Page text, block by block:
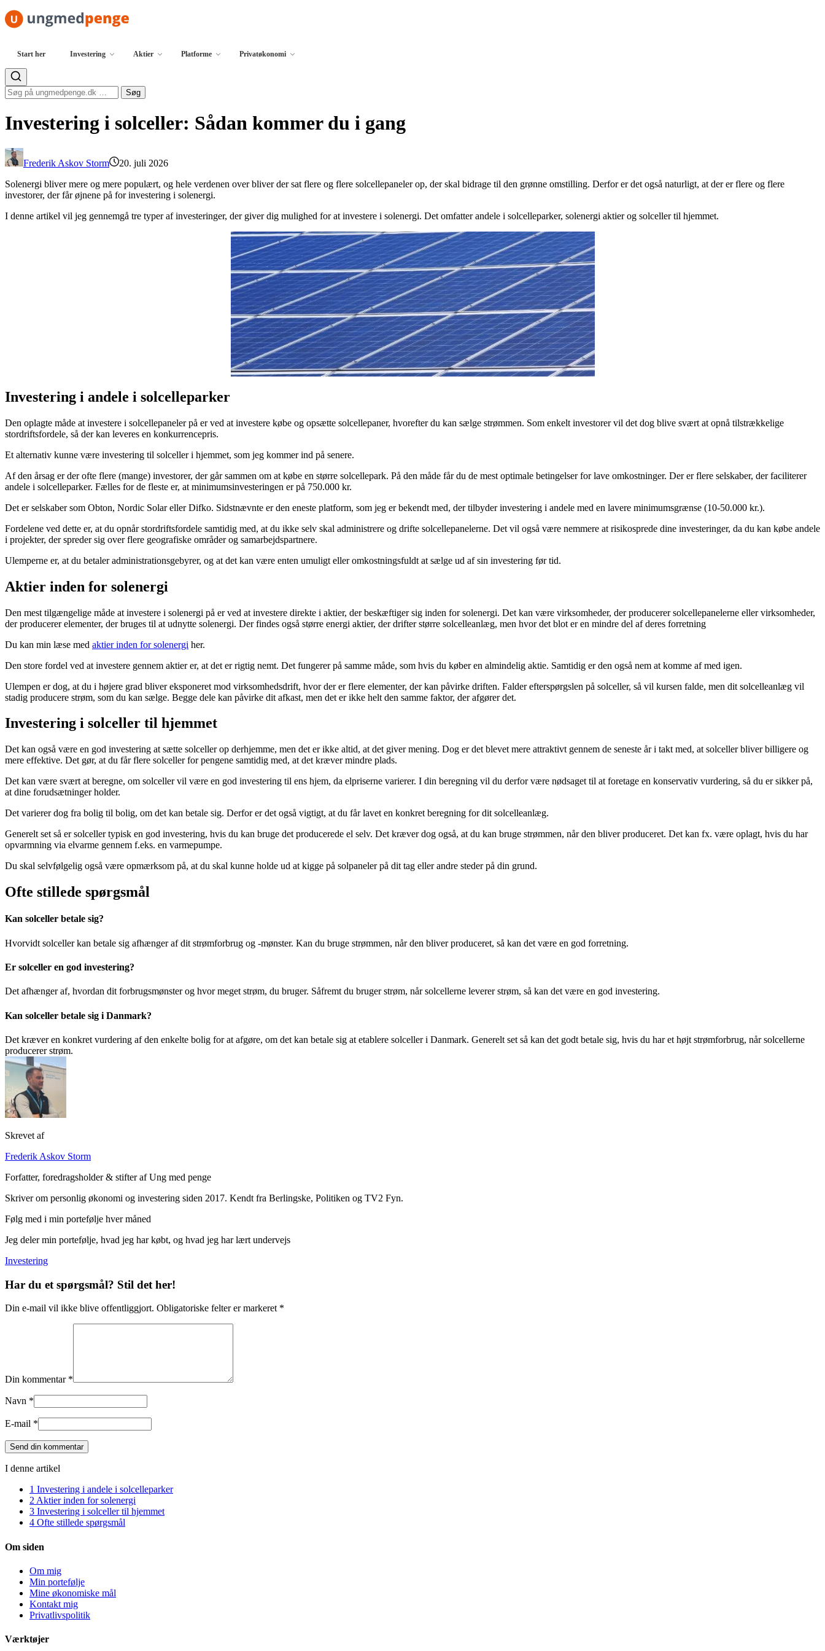
Spring til indhold
Start her Investering Aktier Platforme Privatøkonomi
Søg efter: Søg
Investering i solceller: Sådan kommer du i gang
Frederik Askov Storm
20. juli 2026
Solenergi bliver mere og mere populært, og hele verdenen over bliver der sat flere og flere solcellepaneler op, der skal bidrage til den grønne omstilling. Derfor er det også naturligt, at der er flere og flere
investorer, der får øjnene på for investering i solenergi.
I denne artikel vil jeg gennemgå tre typer af investeringer, der giver dig mulighed for at investere i solenergi. Det omfatter andele i solcelleparker, solenergi aktier og solceller til hjemmet.
Investering i andele i solcelleparker
Den oplagte måde at investere i solcellepaneler på er ved at investere købe og opsætte solcellepaner, hvorefter du kan sælge strømmen. Som enkelt investorer vil det dog blive svært at opnå tilstrækkelige
stordriftsfordele, så der kan leveres en konkurrencepris.
Et alternativ kunne være investering til solceller i hjemmet, som jeg kommer ind på senere.
Af den årsag er der ofte flere (mange) investorer, der går sammen om at købe en større solcellepark. På den måde får du de mest optimale betingelser for lave omkostninger. Der er flere selskaber, der faciliterer
andele i solcelleparker. Fælles for de fleste er, at minimumsinvesteringen er på 750.000 kr.
Det er selskaber som Obton, Nordic Solar eller Difko. Sidstnævnte er den eneste platform, som jeg er bekendt med, der tilbyder investering i andele med en lavere minimumsgrænse (10-50.000 kr.).
Fordelene ved dette er, at du opnår stordriftsfordele samtidig med, at du ikke selv skal administrere og drifte solcellepanelerne. Det vil også være nemmere at risikosprede dine investeringer, da du kan købe andele
i projekter, der spreder sig over flere geografiske områder og samarbejdspartnere.
Ulemperne er, at du betaler administrationsgebyrer, og at det kan være enten umuligt eller omkostningsfuldt at sælge ud af sin investering før tid.
Aktier inden for solenergi
Den mest tilgængelige måde at investere i solenergi på er ved at investere direkte i aktier, der beskæftiger sig inden for solenergi. Det kan være virksomheder, der producerer solcellepanelerne eller virksomheder,
der producerer elementer, der bruges til at udnytte solenergi. Der findes også større energi aktier, der drifter større solcelleanlæg, men hvor det blot er en mindre del af deres forretning
Du kan min læse med aktier inden for solenergi her.
Den store fordel ved at investere gennem aktier er, at det er rigtig nemt. Det fungerer på samme måde, som hvis du køber en almindelig aktie. Samtidig er den også nem at komme af med igen.
Ulempen er dog, at du i højere grad bliver eksponeret mod virksomhedsdrift, hvor der er flere elementer, der kan påvirke driften. Falder efterspørgslen på solceller, så vil kursen falde, men dit solcelleanlæg vil
stadig producere strøm, som du kan sælge. Begge dele kan påvirke dit afkast, men det er ikke helt den samme faktor, der afgører det.
Investering i solceller til hjemmet
Det kan også være en god investering at sætte solceller op derhjemme, men det er ikke altid, at det giver mening. Dog er det blevet mere attraktivt gennem de seneste år i takt med, at solceller bliver billigere og
mere effektive. Det gør, at du får flere solceller for pengene samtidig med, at det kræver mindre plads.
Det kan være svært at beregne, om solceller vil være en god investering til ens hjem, da elpriserne varierer. I din beregning vil du derfor være nødsaget til at foretage en konservativ vurdering, så du er sikker på,
at dine forudsætninger holder.
Det varierer dog fra bolig til bolig, om det kan betale sig. Derfor er det også vigtigt, at du får lavet en konkret beregning for dit solcelleanlæg.
Generelt set så er solceller typisk en god investering, hvis du kan bruge det producerede el selv. Det kræver dog også, at du kan bruge strømmen, når den bliver produceret. Det kan fx. være oplagt, hvis du har
opvarmning via elvarme gennem f.eks. en varmepumpe.
Du skal selvfølgelig også være opmærksom på, at du skal kunne holde ud at kigge på solpaneler på dit tag eller andre steder på din grund.
Ofte stillede spørgsmål
Kan solceller betale sig?
Hvorvidt solceller kan betale sig afhænger af dit strømforbrug og -mønster. Kan du bruge strømmen, når den bliver produceret, så kan det være en god forretning.
Er solceller en god investering?
Det afhænger af, hvordan dit forbrugsmønster og hvor meget strøm, du bruger. Såfremt du bruger strøm, når solcellerne leverer strøm, så kan det være en god investering.
Kan solceller betale sig i Danmark?
Det kræver en konkret vurdering af den enkelte bolig for at afgøre, om det kan betale sig at etablere solceller i Danmark. Generelt set så kan det godt betale sig, hvis du har et højt strømforbrug, når solcellerne
producerer strøm.
Skrevet af
Frederik Askov Storm
Forfatter, foredragsholder & stifter af Ung med penge
Skriver om personlig økonomi og investering siden 2017. Kendt fra Berlingske, Politiken og TV2 Fyn.
Følg med i min portefølje hver måned
Jeg deler min portefølje, hvad jeg har købt, og hvad jeg har lært undervejs
Investering
Har du et spørgsmål? Stil det her!
Din e-mail vil ikke blive offentliggjort. Obligatoriske felter er markeret *
Din kommentar *
Navn *
E-mail *
I denne artikel
1 Investering i andele i solcelleparker
2 Aktier inden for solenergi
3 Investering i solceller til hjemmet
4 Ofte stillede spørgsmål
Om siden
Om mig
Min portefølje
Mine økonomiske mål
Kontakt mig
Privatlivspolitik
Værktøjer